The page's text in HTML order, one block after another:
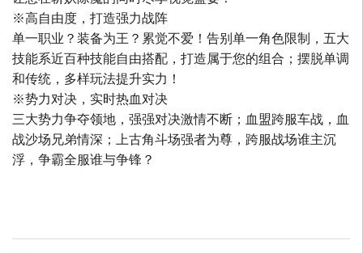
※高自由度，打造强力战阵
单一职业？装备为王？累觉不爱！告别单一角色限制，五大
技能系近百种技能自由搭配，打造属于您的组合；摆脱单调
和传统，多样玩法提升实力！
※势力对决，实时热血对决
三大势力争夺领地，强强对决激情不断；血盟跨服车战，血
战沙场兄弟情深；上古角斗场强者为尊，跨服战场谁主沉
浮，争霸全服谁与争锋？